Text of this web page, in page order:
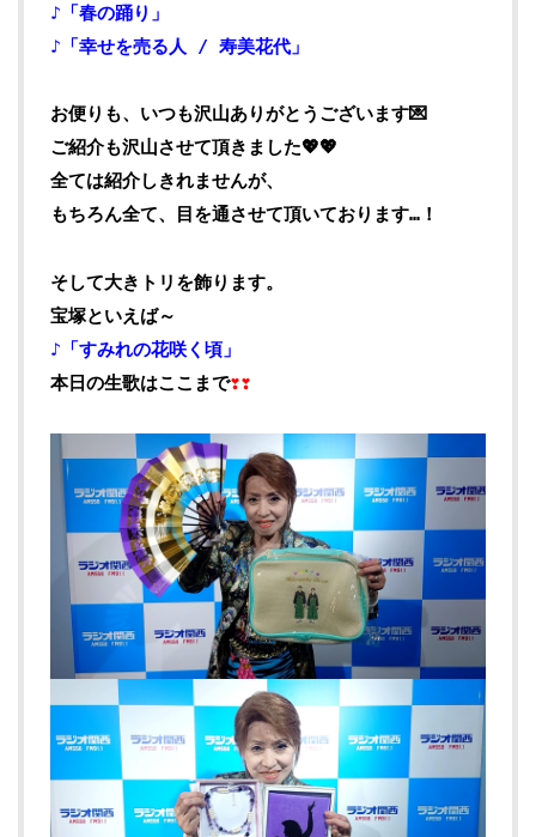
♪「春の踊り」
♪「幸せを売る人 / 寿美花代」
お便りも、いつも沢山ありがとうございます💌
ご紹介も沢山させて頂きました💖💖
全ては紹介しきれませんが、
もちろん全て、目を通させて頂いております…！
そして大きトリを飾ります。
宝塚といえば～
♪「すみれの花咲く頃」
本日の生歌はここまで❣❣